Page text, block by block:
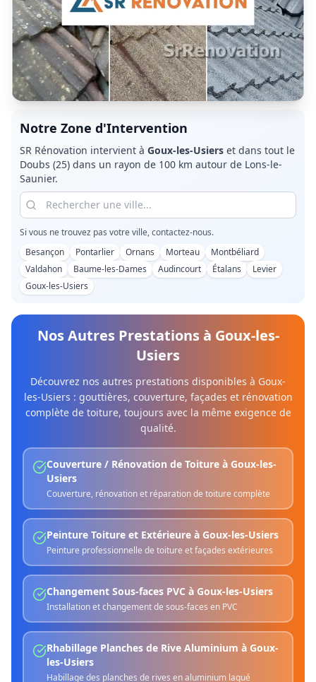
Notre Zone d'Intervention
SR Rénovation intervient à Goux-les-Usiers et dans tout le
Doubs (25) dans un rayon de 100 km autour de Lons-le-
Saunier.
Si vous ne trouvez pas votre ville, contactez-nous.
Besançon
Pontarlier Ornans Morteau
Montbéliard
Valdahon
Baume-les-Dames Audincourt Étalans
Levier
Goux-les-Usiers
Nos Autres Prestations à Goux-les-
Usiers
Découvrez nos autres prestations disponibles à Goux-
les-Usiers : gouttières, couverture, façades et rénovation
complète de toiture, toujours avec la même exigence de
qualité.
Couverture / Rénovation de Toiture à Goux-les-
Usiers
Couverture, rénovation et réparation de toiture complète
Peinture Toiture et Extérieure à Goux-les-Usiers
Peinture professionnelle de toiture et façades extérieures
Changement Sous-faces PVC à Goux-les-Usiers
Installation et changement de sous-faces en PVC
Rhabillage Planches de Rive Aluminium à Goux-
les-Usiers
Habillage des planches de rives en aluminium laqué